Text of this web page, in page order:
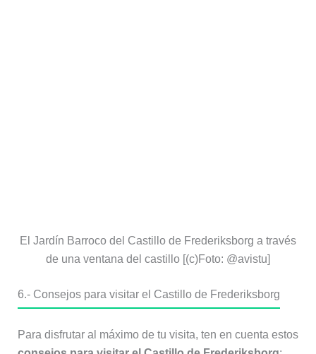
Para disfrutar al máximo de tu visita, ten en cuenta estos
consejos para visitar el Castillo de Frederiksborg
Un castillo que es un museo nacional anticipa
cerca de tres horas, pero creo que son